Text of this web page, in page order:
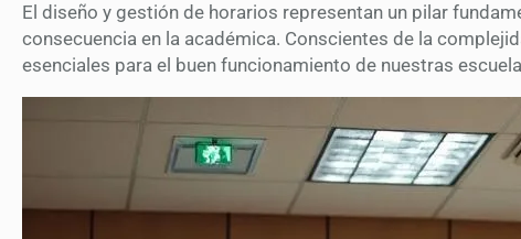
El diseño y gestión de horarios representan un pilar
consecuencia en la académica. Conscientes de la
esenciales para el buen funcionamiento de nuestras